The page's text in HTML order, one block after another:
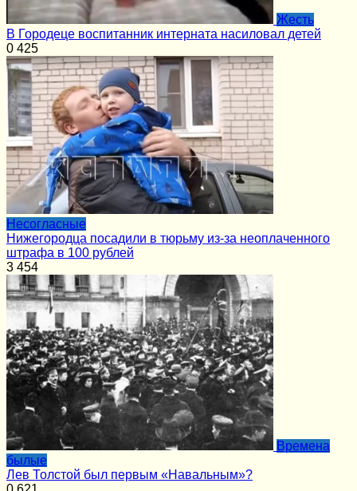
Жесть
В Городеце воспитанник интерната насиловал детей
0 425
Несогласные
Нижегородца посадили в тюрьму из-за неоплаченного
штрафа в 100 рублей
3 454
Времена
былые
Лев Толстой был первым «Навальным»?